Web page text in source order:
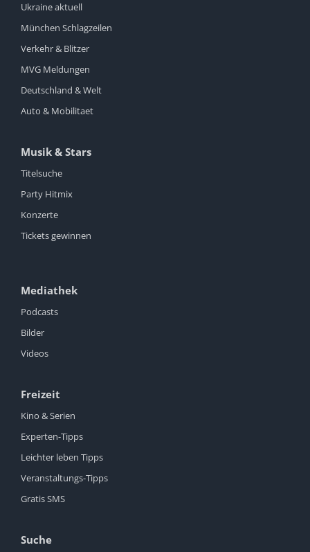
Ukraine aktuell
München Schlagzeilen
Verkehr & Blitzer
MVG Meldungen
Deutschland & Welt
Auto & Mobilitaet
Musik & Stars
Titelsuche
Party Hitmix
Konzerte
Tickets gewinnen
Mediathek
Podcasts
Bilder
Videos
Freizeit
Kino & Serien
Experten-Tipps
Leichter leben Tipps
Veranstaltungs-Tipps
Gratis SMS
Suche